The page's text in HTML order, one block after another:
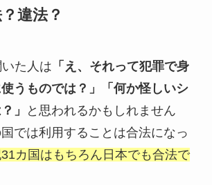
違法？
た人は 「え、それって犯罪で身
うものでは？」「何か怪しいシ
」
と思われるかもしれません
では利用することは合法になっ
カ国はもちろん日本でも合法で